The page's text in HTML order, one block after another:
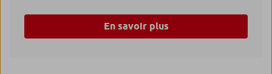
En savoir plus